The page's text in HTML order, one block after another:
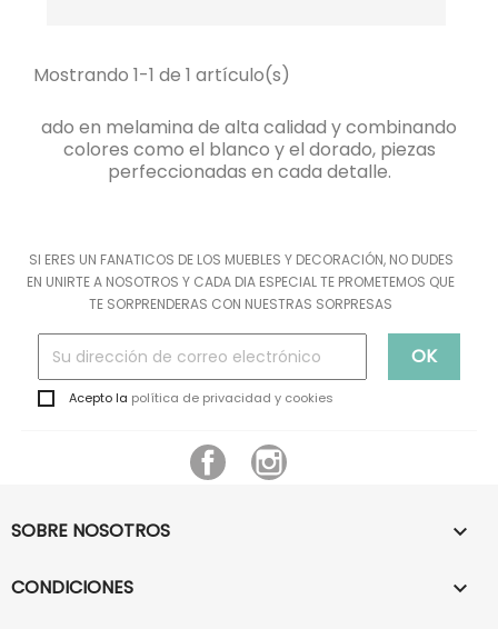
Mostrando 1-1 de 1 artículo(s)
ado en melamina de alta calidad y combinando
colores como el blanco y el dorado, piezas
perfeccionadas en cada detalle.
SI ERES UN FANATICOS DE LOS MUEBLES Y DECORACIÓN, NO DUDES
EN UNIRTE A NOSOTROS Y CADA DIA ESPECIAL TE PROMETEMOS QUE
TE SORPRENDERAS CON NUESTRAS SORPRESAS
Acepto la política de privacidad y cookies
Facebook
SOBRE NOSOTROS 
CONDICIONES 